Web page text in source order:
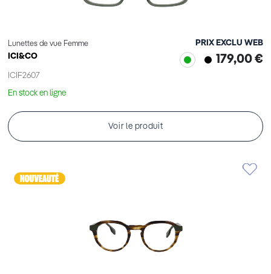
Lunettes de vue Femme
ICI&CO
ICIF2607
PRIX EXCLU WEB
179,00 €
En stock en ligne
Voir le produit